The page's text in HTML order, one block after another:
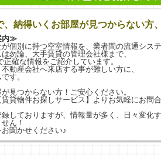
、納得いくお部屋が見つからない方
内≫
個別に持つ空室情報を、業者間の流通シス
勿論、大手賃貸の管理会社様まで、
確な情報をご紹介しています。
動産会社へ来店する事が難しい方に、
す。
見つからない方！ご安心ください。
賃貸物件お探しサービス】 よりお気軽にお問
しておりますが、情報量が多く、日々変化
ん！
聞かせください♪